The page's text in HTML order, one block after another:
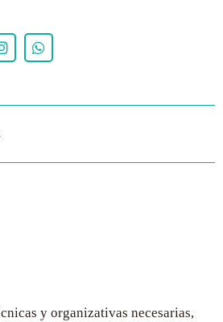
y organizativas necesarias,